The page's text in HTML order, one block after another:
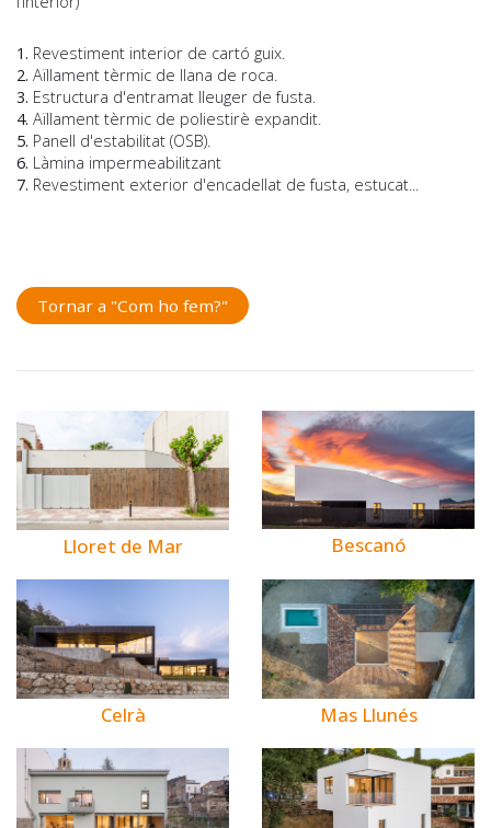
1. Revestiment interior de cartó guix.
2. Aïllament tèrmic de llana de roca.
3. Estructura d'entramat lleuger de fusta.
4. Aïllament tèrmic de poliestirè expandit.
5. Panell d'estabilitat (OSB).
6. Làmina impermeabilitzant
7. Revestiment exterior d'encadellat de fusta, estucat...
Tornar a "Com ho fem?"
Lloret de Mar Bescanó
Celrà Mas Llunés